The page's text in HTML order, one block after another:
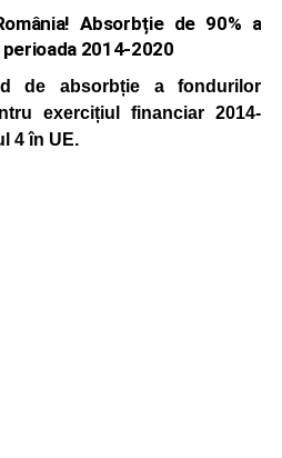
Absorbție de 90% a
2014-2020
de absorbție a fondurilor
exercițiul financiar 2014-
4 în UE.